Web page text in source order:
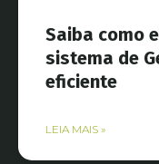
Saiba como
sistema de
eficiente
LEIA MAIS »